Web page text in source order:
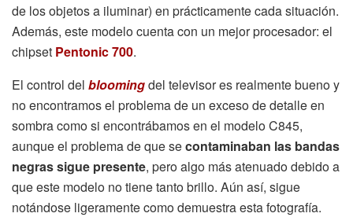
de los objetos a iluminar) en prácticamente cada situación.
Además, este modelo cuenta con un mejor procesador: el
chipset Pentonic 700.
El control del bloomingdel televisor es realmente bueno y
no encontramos el problema de un exceso de detalle en
sombra como si encontrábamos en el modelo C845,
aunque el problema de que secontaminaban las bandas
negras sigue presente, pero algo más atenuado debido a
que este modelo no tiene tanto brillo. Aún así, sigue
notándose ligeramente como demuestra esta fotografía.